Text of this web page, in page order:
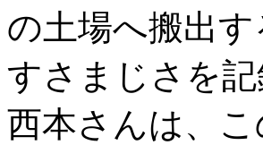
の土場へ搬出
すさまじさを
西本さんは、